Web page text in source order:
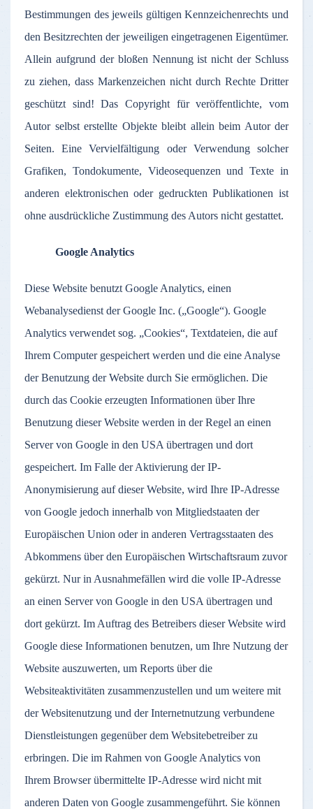
Bestimmungen des jeweils gültigen Kennzeichenrechts und
den Besitzrechten der jeweiligen eingetragenen Eigentümer.
Allein aufgrund der bloßen Nennung ist nicht der Schluss
zu ziehen, dass Markenzeichen nicht durch Rechte Dritter
geschützt sind! Das Copyright für veröffentlichte, vom
Autor selbst erstellte Objekte bleibt allein beim Autor der
Seiten. Eine Vervielfältigung oder Verwendung solcher
Grafiken, Tondokumente, Videosequenzen und Texte in
anderen elektronischen oder gedruckten Publikationen ist
ohne ausdrückliche Zustimmung des Autors nicht gestattet.
Google Analytics
Diese Website benutzt Google Analytics, einen
Webanalysedienst der Google Inc. („Google“). Google
Analytics verwendet sog. „Cookies“, Textdateien, die auf
Ihrem Computer gespeichert werden und die eine Analyse
der Benutzung der Website durch Sie ermöglichen. Die
durch das Cookie erzeugten Informationen über Ihre
Benutzung dieser Website werden in der Regel an einen
Server von Google in den USA übertragen und dort
gespeichert. Im Falle der Aktivierung der IP-
Anonymisierung auf dieser Website, wird Ihre IP-Adresse
von Google jedoch innerhalb von Mitgliedstaaten der
Europäischen Union oder in anderen Vertragsstaaten des
Abkommens über den Europäischen Wirtschaftsraum zuvor
gekürzt. Nur in Ausnahmefällen wird die volle IP-Adresse
an einen Server von Google in den USA übertragen und
dort gekürzt. Im Auftrag des Betreibers dieser Website wird
Google diese Informationen benutzen, um Ihre Nutzung der
Website auszuwerten, um Reports über die
Websiteaktivitäten zusammenzustellen und um weitere mit
der Websitenutzung und der Internetnutzung verbundene
Dienstleistungen gegenüber dem Websitebetreiber zu
erbringen. Die im Rahmen von Google Analytics von
Ihrem Browser übermittelte IP-Adresse wird nicht mit
anderen Daten von Google zusammengeführt. Sie können